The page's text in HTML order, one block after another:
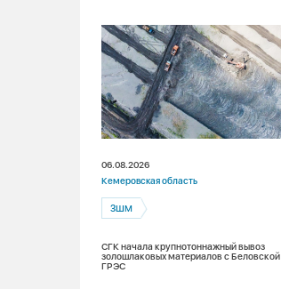
06.08.2026
Кемеровская область
ЗШМ
СГК начала крупнотоннажный вывоз
золошлаковых материалов с Беловской
ГРЭС